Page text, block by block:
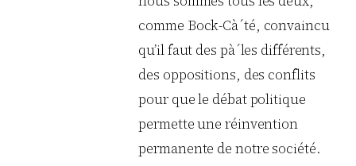
comme Bock-Cà´té, convaincu
qu’il faut des pà´les différents,
des oppositions, des conflits
pour que le débat politique
permette une réinvention
permanente de notre société.